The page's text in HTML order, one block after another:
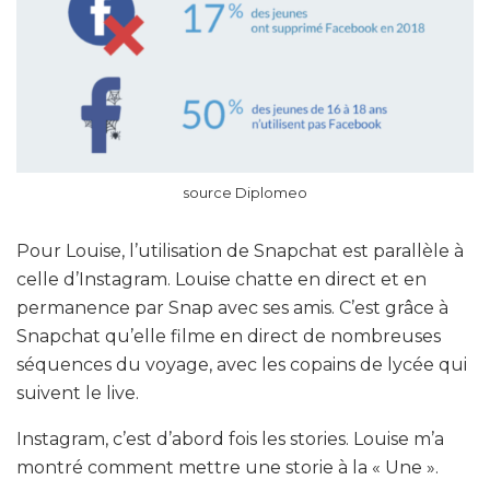
source Diplomeo
Pour Louise, l’utilisation de Snapchat est parallèle à
celle d’Instagram. Louise chatte en direct et en
permanence par Snap avec ses amis. C’est grâce à
Snapchat qu’elle filme en direct de nombreuses
séquences du voyage, avec les copains de lycée qui
suivent le live.
Instagram, c’est d’abord fois les stories. Louise m’a
montré comment mettre une storie à la « Une ».